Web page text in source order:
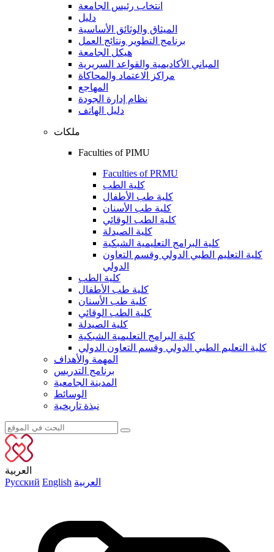
انتخاب رئيس الجامعة
دليل
الميثاق والوثائق الأساسية
برنامج التطوير ونتائج العمل
هيكل الجامعة
المباني الأكاديمية والقواعد السريرية
مراكز الاعتماد والمحاكاة
المهاجع
نظام إدارة الجودة
دليل الهاتف
ملكات
Faculties of PIMU
Faculties of PRMU
كلية الطب
كلية طب الأطفال
كلية طب الأسنان
كلية الطب الوقائي
كلية الصيدلة
كلية البرامج التعليمية الشبكية
كلية التعليم الطبي الدولي وقسم التعاون
الدولي
كلية الطب
كلية طب الأطفال
كلية طب الأسنان
كلية الطب الوقائي
كلية الصيدلة
كلية البرامج التعليمية الشبكية
كلية التعليم الطبي الدولي وقسم التعاون الدولي
المهمة والأهداف
برنامج التدريس
المدينة الجامعية
الوسائط
نبذة تاريخية
العربية
Русский English العربية